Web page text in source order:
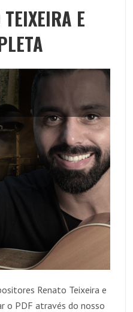
TEIXEIRA E
Renato Teixeira e
o PDF através do nosso